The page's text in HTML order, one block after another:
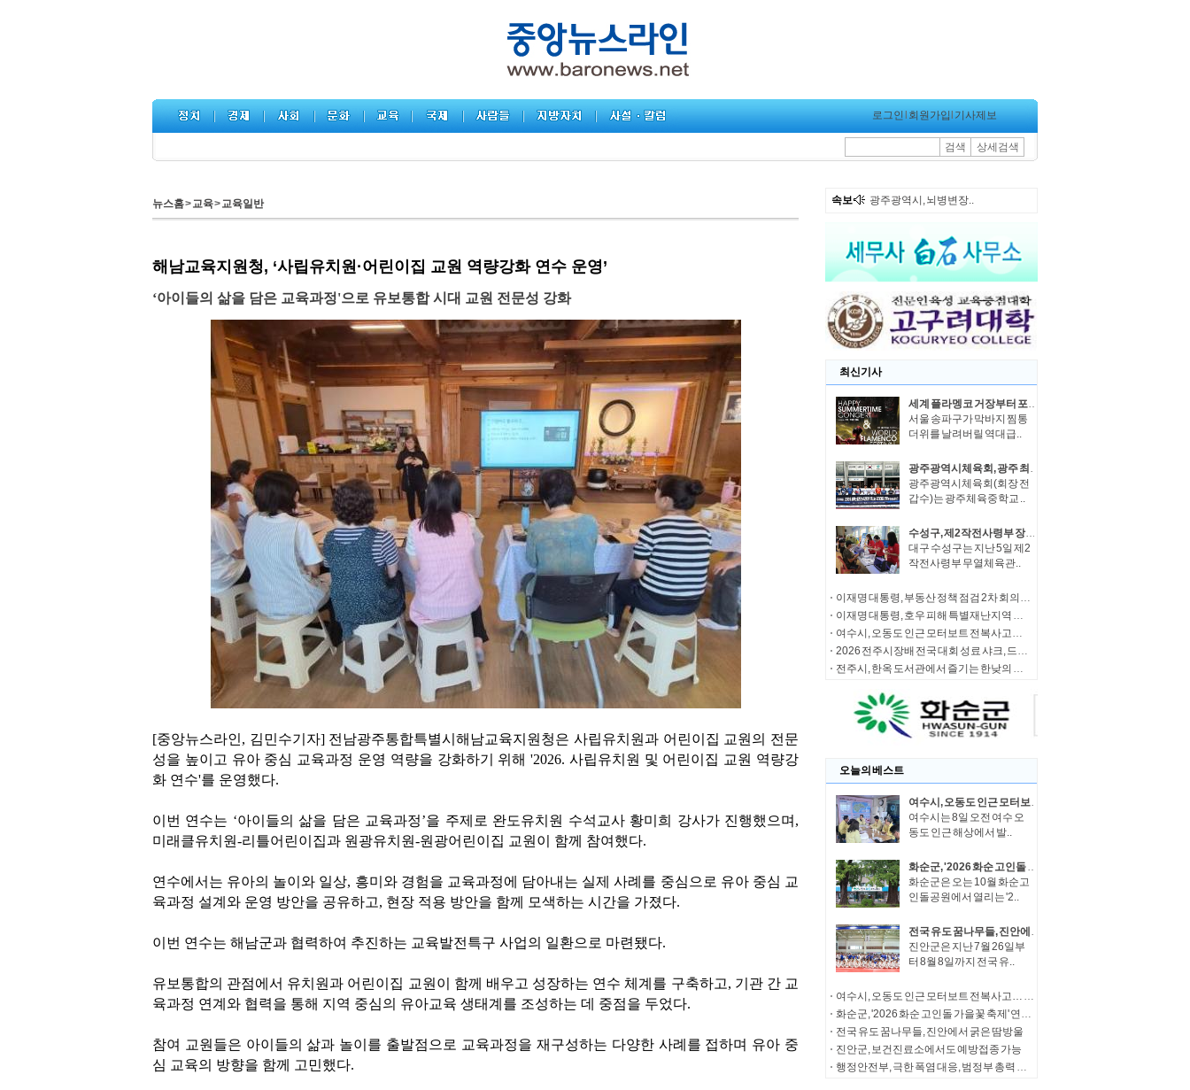
로그인 회원가입 기사제보
검색 상세검색
뉴스홈>교육>교육일반 속보 광주광역시, 뇌병변장..
최신기사
세계 플라멩코 거장부터 포레스텔라까지 롯데콘서트홀에…송파구, 25일 역대급 썸머 콘서트 연다!
서울 송파구가 막바지 찜통
더위를 날려버릴 역대급..
광주광역시체육회, 광주 최초 롤러 스피드 주니어 국가대표 선발
광주광역시체육회(회장 전
갑수)는 광주체육중학교 ..
수성구, 제2작전사령부 장병 대상 식중독 예방 캠페인
대구 수성구는 지난 5일 제2
작전사령부 무열체육관..
이재명 대통령, 부동산 정책 점검 2차 회의 주재
이재명 대통령, 호우 피해 특별재난지역 선포
여수시, 오동도 인근 모터보트 전복사고… 실종자 수색· 탑승자 가족 지원 총력
2026 전주시장배 전국 대회 성료 샤크, 드론축구 전국 최강팀 등극
전주시, 한옥 도서관에서 즐기는 한낮의 쉼표
오늘의 베스트
여수시, 오동도 인근 모터보트 전복사고… 실종자 수색· 탑승자 가족 지원 총력
여수시는 8일 오전 여수 오
동도 인근 해상에서 발..
화순군, '2026 화순 고인돌 가을꽃 축제' 연계 체류형 관광·지역경제 활성화 추진
화순군은 오는 10월 화순고
인돌공원에서 열리는 '2..
전국 유도 꿈나무들, 진안에서 굵은 땀방울
진안군은 지난 7월 26일부
터 8월 8일까지 전국 유..
여수시, 오동도 인근 모터보트 전복사고… 실종자 수색· 탑승자 가족 지원 총력
화순군, '2026 화순 고인돌 가을꽃 축제' 연계 체류형 관광·지역경제 활성화 추진
전국 유도 꿈나무들, 진안에서 굵은 땀방울
진안군, 보건진료소에서도 예방접종 가능
행정안전부, 극한 폭염 대응, 범정부 총력 대응체계 가동